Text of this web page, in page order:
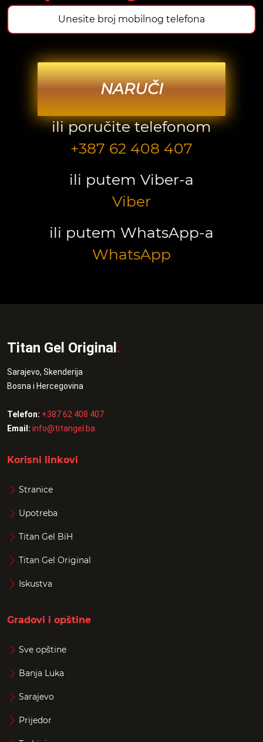
NARUČI
ili poručite telefonom
+387 62 408 407
ili putem Viber-a
Viber
ili putem WhatsApp-a
WhatsApp
Titan Gel Original.
Sarajevo, Skenderija
Bosna i Hercegovina
Telefon: +387 62 408 407
Email: info@titangel.ba
Korisni linkovi
Stranice
Upotreba
Titan Gel BiH
Titan Gel Original
Iskustva
Gradovi i opštine
Sve opštine
Banja Luka
Sarajevo
Prijedor